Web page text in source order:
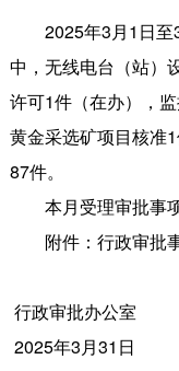
2025年3月1日至3
中，无线电台（站）
许可1件（在办），
黄金采选矿项目核准
87件。
本月受理审批事项
附件：行政审批
行政审批办公室
2025年3月31日